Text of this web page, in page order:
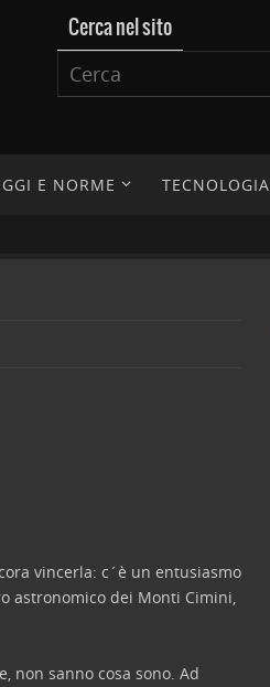
Cerca nel sito
E NORME TECNOLOGIA
vincerla: c´è un entusiasmo
astronomico dei Monti Cimini,
non sanno cosa sono. Ad